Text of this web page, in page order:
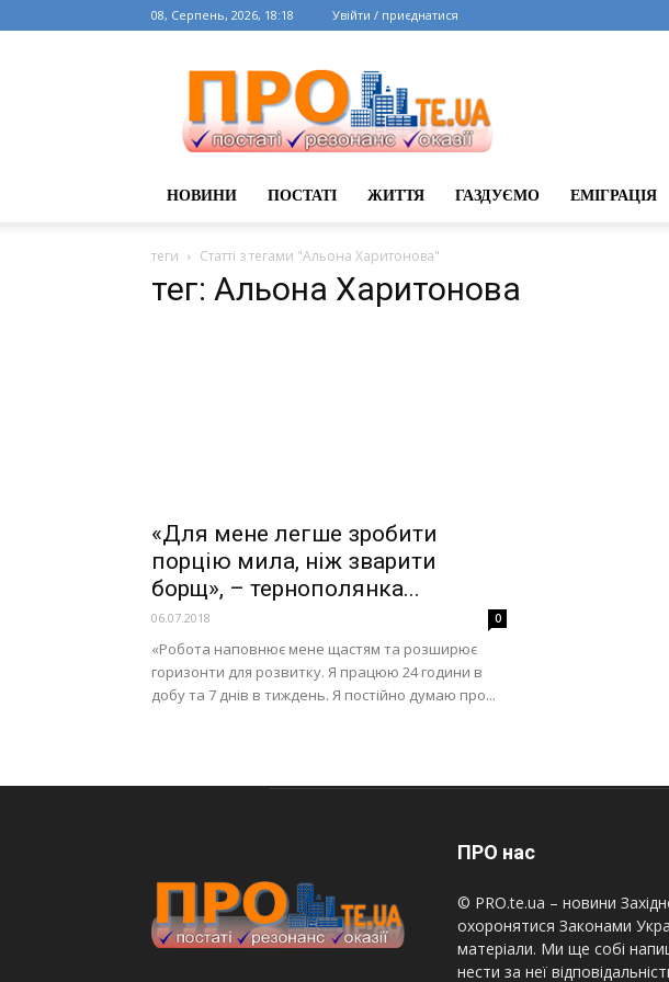
08, Серпень, 2026, 18:18 Увійти / приєднатися
НОВИНИ ПОСТАТІ ЖИТТЯ ГАЗДУЄМО ЕМІГРАЦІЯ
теги Статті з тегами "Альона Харитонова"
тег: Альона Харитонова
«Для мене легше зробити
порцію мила, ніж зварити
борщ», – тернополянка...
06.07.2018 0
«Робота наповнює мене щастям та розширює
горизонти для розвитку. Я працюю 24 години в
добу та 7 днів в тиждень. Я постійно думаю про...
ПРО нас
© PRO.te.ua – новини
охоронятися Законами
матеріали. Ми ще собі
нести за неї